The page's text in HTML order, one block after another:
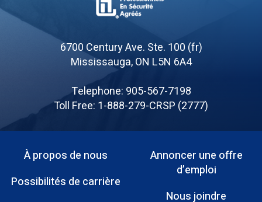
Canadian
Registered
Safety
Professionals
6700 Century Ave. Ste. 100 (fr)
Mississauga, ON L5N 6A4
Telephone: 905-567-7198
Toll Free: 1-888-279-CRSP (2777)
Menu
Pied
À propos de nous
Possibilités de carrière
Annoncer une offre
d’emploi
Nous joindre